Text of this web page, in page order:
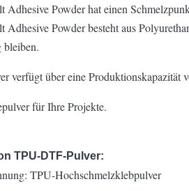
Powder hat einen
Powder besteht aus
bleiben.
verfügt über eine Produktionskapazität
für Ihre Projekte.
TPU-DTF-Pulver:
TPU-Hochschmelzklebpulver